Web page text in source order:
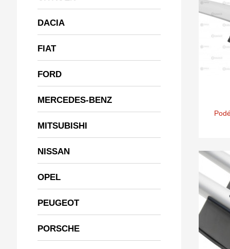
DACIA
FIAT
FORD
MERCEDES-BENZ
MITSUBISHI
NISSAN
OPEL
PEUGEOT
PORSCHE